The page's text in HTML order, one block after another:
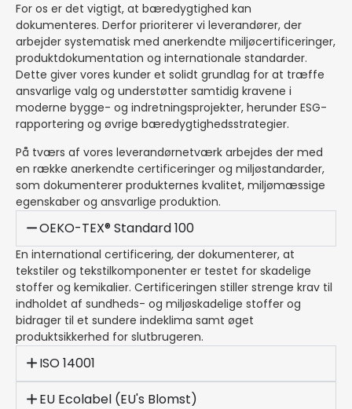
For os er det vigtigt, at bæredygtighed kan
dokumenteres. Derfor prioriterer vi leverandører, der
arbejder systematisk med anerkendte miljøcertificeringer,
produktdokumentation og internationale standarder.
Dette giver vores kunder et solidt grundlag for at træffe
ansvarlige valg og understøtter samtidig kravene i
moderne bygge- og indretningsprojekter, herunder ESG-
rapportering og øvrige bæredygtighedsstrategier.
På tværs af vores leverandørnetværk arbejdes der med
en række anerkendte certificeringer og miljøstandarder,
som dokumenterer produkternes kvalitet, miljømæssige
egenskaber og ansvarlige produktion.
OEKO-TEX® Standard 100
En international certificering, der dokumenterer, at
tekstiler og tekstilkomponenter er testet for skadelige
stoffer og kemikalier. Certificeringen stiller strenge krav til
indholdet af sundheds- og miljøskadelige stoffer og
bidrager til et sundere indeklima samt øget
produktsikkerhed for slutbrugeren.
ISO 14001
EU Ecolabel (EU's Blomst)